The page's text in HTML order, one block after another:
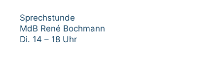
Sprechstunde
MdB René Bochmann
Di. 14 – 18 Uhr